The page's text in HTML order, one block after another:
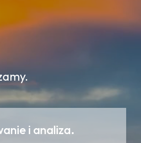
i analiza.